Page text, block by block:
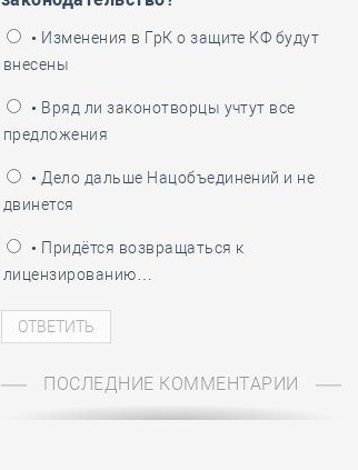
• Изменения в ГрК о защите КФ будут
внесены
• Вряд ли законотворцы учтут все
предложения
• Дело дальше Нацобъединений и не
двинется
• Придётся возвращаться к
лицензированию…
ПОСЛЕДНИЕ КОММЕНТАРИИ